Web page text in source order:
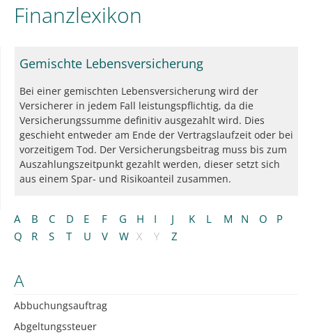
Finanzlexikon
A B C D E F G H I J K L M N O
P
Q
R S T U V W X Y Z
A
Abbuchungsauftrag
Abgeltungssteuer
Gemischte Lebensversicherung
Bei einer gemischten Lebensversicherung wird der
Versicherer in jedem Fall leistungspflichtig, da die
Versicherungssumme definitiv ausgezahlt wird. Dies
geschieht entweder am Ende der Vertragslaufzeit oder bei
vorzeitigem Tod. Der Versicherungsbeitrag muss bis zum
Auszahlungszeitpunkt gezahlt werden, dieser setzt sich
aus einem Spar- und Risikoanteil zusammen.